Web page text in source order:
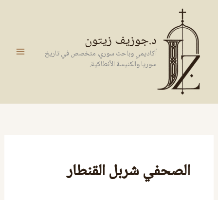
المحتوى
د.جوزيف زيتون
أكاديمي وباحث سوري، متخصص في تاريخ
سوريا والكنيسة الأنطاكية.
الصحفي شربل القنطار